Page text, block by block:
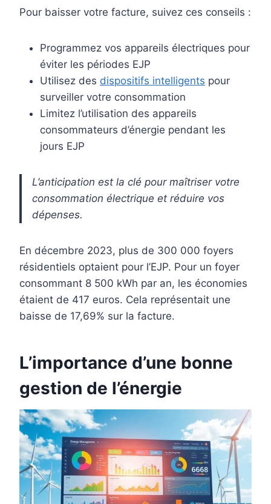
Pour baisser votre facture, suivez ces conseils :
Programmez vos appareils électriques pour
éviter les périodes EJP
Utilisez des dispositifs intelligents pour
surveiller votre consommation
Limitez l’utilisation des appareils
consommateurs d’énergie pendant les
jours EJP
L’anticipation est la clé pour maîtriser votre
consommation électrique et réduire vos
dépenses.
En décembre 2023, plus de 300 000 foyers
résidentiels optaient pour l’EJP. Pour un foyer
consommant 8 500 kWh par an, les économies
étaient de 417 euros. Cela représentait une
baisse de 17,69% sur la facture.
L’importance d’une bonne
gestion de l’énergie